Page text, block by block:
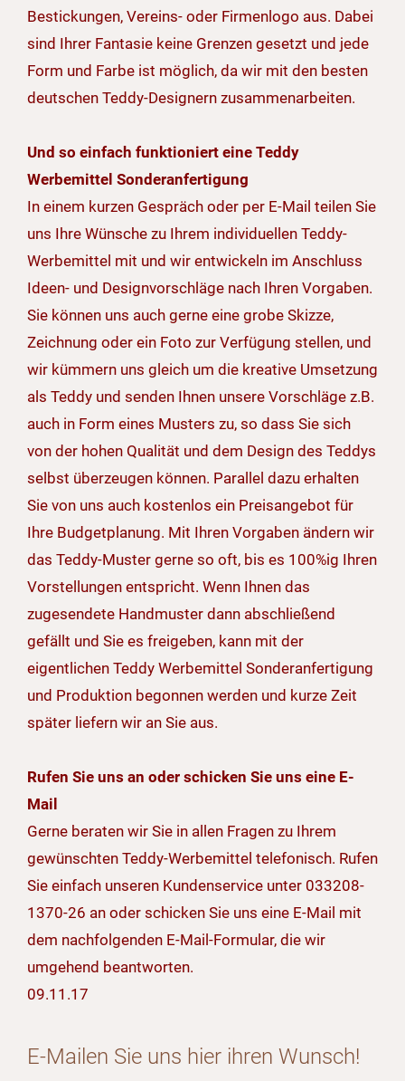
Bestickungen, Vereins- oder Firmenlogo aus. Dabei
sind Ihrer Fantasie keine Grenzen gesetzt und jede
Form und Farbe ist möglich, da wir mit den besten
deutschen Teddy-Designern zusammenarbeiten.
Und so einfach funktioniert eine Teddy
Werbemittel Sonderanfertigung
In einem kurzen Gespräch oder per E-Mail teilen Sie
uns Ihre Wünsche zu Ihrem individuellen Teddy-
Werbemittel mit und wir entwickeln im Anschluss
Ideen- und Designvorschläge nach Ihren Vorgaben.
Sie können uns auch gerne eine grobe Skizze,
Zeichnung oder ein Foto zur Verfügung stellen, und
wir kümmern uns gleich um die kreative Umsetzung
als Teddy und senden Ihnen unsere Vorschläge z.B.
auch in Form eines Musters zu, so dass Sie sich
von der hohen Qualität und dem Design des Teddys
selbst überzeugen können. Parallel dazu erhalten
Sie von uns auch kostenlos ein Preisangebot für
Ihre Budgetplanung. Mit Ihren Vorgaben ändern wir
das Teddy-Muster gerne so oft, bis es 100%ig Ihren
Vorstellungen entspricht. Wenn Ihnen das
zugesendete Handmuster dann abschließend
gefällt und Sie es freigeben, kann mit der
eigentlichen Teddy Werbemittel Sonderanfertigung
und Produktion begonnen werden und kurze Zeit
später liefern wir an Sie aus.
Rufen Sie uns an oder schicken Sie uns eine E-
Mail
Gerne beraten wir Sie in allen Fragen zu Ihrem
gewünschten Teddy-Werbemittel telefonisch. Rufen
Sie einfach unseren Kundenservice unter 033208-
1370-26 an oder schicken Sie uns eine E-Mail mit
dem nachfolgenden E-Mail-Formular, die wir
umgehend beantworten.
09.11.17
E-Mailen Sie uns hier ihren Wunsch!